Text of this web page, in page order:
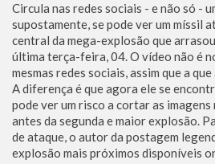
Circula nas redes sociais - e não só -
supostamente, se pode ver um míssil
central da mega-explosão que
última terça-feira, 04. O vídeo não é
mesmas redes sociais, assim que a
A diferença é que agora ele se
pode ver um risco a cortar as imagens
antes da segunda e maior explosão.
de ataque, o autor da postagem
explosão mais próximos disponíveis